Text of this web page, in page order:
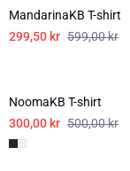
MandarinaKB T-shirt
299,50 kr 599,00 kr
NoomaKB T-shirt
300,00 kr 500,00 kr